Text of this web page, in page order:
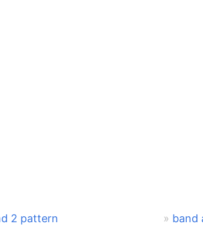
2 pattern
band